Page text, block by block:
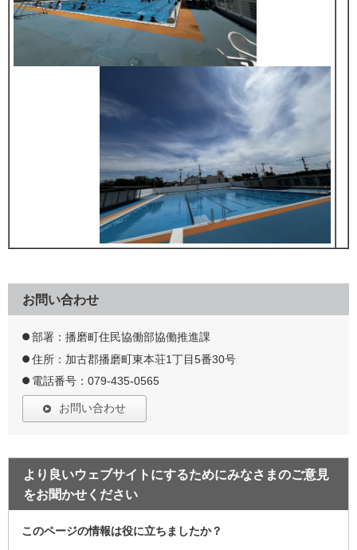
お問い合わせ
部署：播磨町住民協働部協働推進課
住所：加古郡播磨町東本荘1丁目5番30号
電話番号：079-435-0565
お問い合わせ
より良いウェブサイトにするためにみなさまのご意見
をお聞かせください
このページの情報は役に立ちましたか？